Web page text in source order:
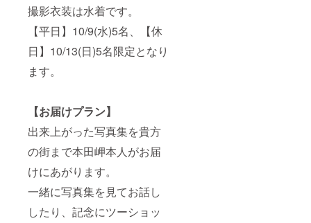
撮影衣装は水着です。
【平日】10/9(水)5名、【休
日】10/13(日)5名限定となり
ます。
【お届けプラン】
出来上がった写真集を貴方
の街まで本田岬本人がお届
けにあがります。
一緒に写真集を見てお話し
したり、記念にツーショッ